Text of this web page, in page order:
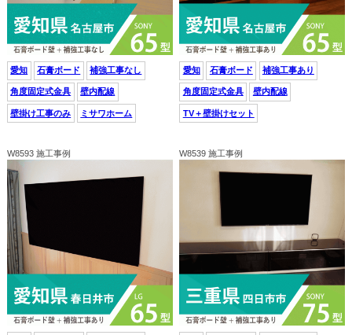
愛知 石膏ボード 補強工事なし
角度固定式金具 壁内配線
壁掛け工事のみ ミサワホーム
愛知 石膏ボード 補強工事あり
角度固定式金具 壁内配線
TV＋壁掛けセット
W8593 施工事例 W8539 施工事例